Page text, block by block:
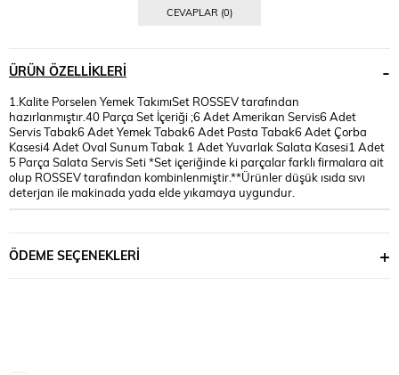
CEVAPLAR (0)
ÜRÜN ÖZELLIKLERI
1.Kalite Porselen Yemek TakımıSet ROSSEV tarafından
hazırlanmıştır.40 Parça Set İçeriği ;6 Adet Amerikan Servis6 Adet
Servis Tabak6 Adet Yemek Tabak6 Adet Pasta Tabak6 Adet Çorba
Kasesi4 Adet Oval Sunum Tabak 1 Adet Yuvarlak Salata Kasesi1 Adet
5 Parça Salata Servis Seti *Set içeriğinde ki parçalar farklı firmalara ait
olup ROSSEV tarafından kombinlenmiştir.**Ürünler düşük ısıda sıvı
deterjan ile makinada yada elde yıkamaya uygundur.
ÖDEME SEÇENEKLERI